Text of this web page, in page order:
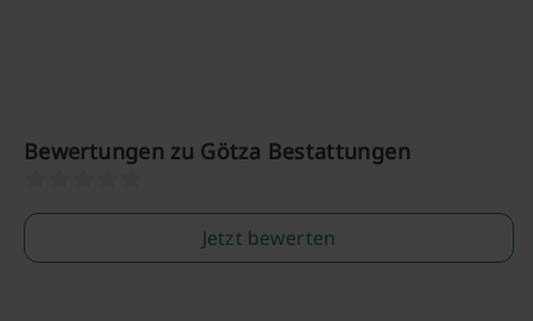
Bewertungen zu Götza Bestattungen
Jetzt bewerten